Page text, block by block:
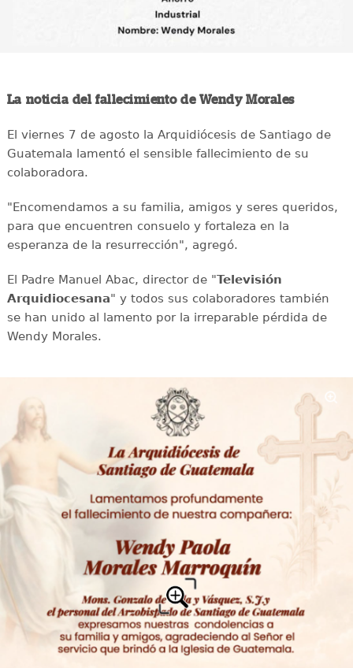
La noticia del fallecimiento de Wendy Morales
El viernes 7 de agosto la Arquidiócesis de Santiago de
Guatemala lamentó el sensible fallecimiento de su
colaboradora.
"Encomendamos a su familia, amigos y seres queridos,
para que encuentren consuelo y fortaleza en la
esperanza de la resurrección", agregó.
El Padre Manuel Abac, director de "Televisión
Arquidiocesana" y todos sus colaboradores también
se han unido al lamento por la irreparable pérdida de
Wendy Morales.